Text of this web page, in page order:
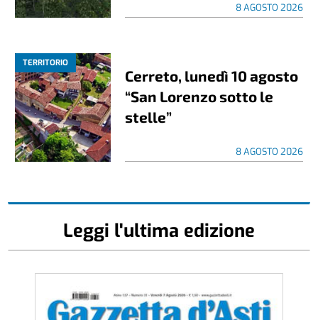
8 AGOSTO 2026
TERRITORIO
Cerreto, lunedì 10 agosto
“San Lorenzo sotto le
stelle”
8 AGOSTO 2026
Leggi l'ultima edizione